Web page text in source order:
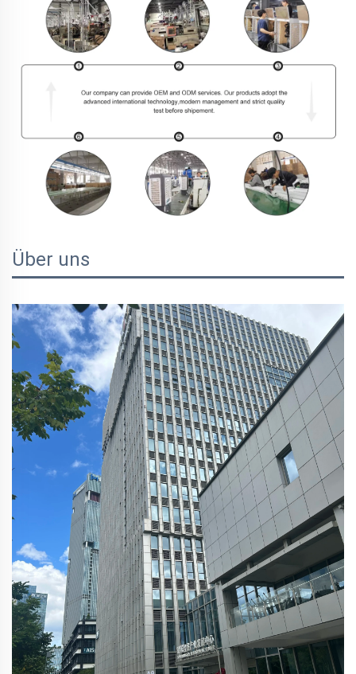
Über uns